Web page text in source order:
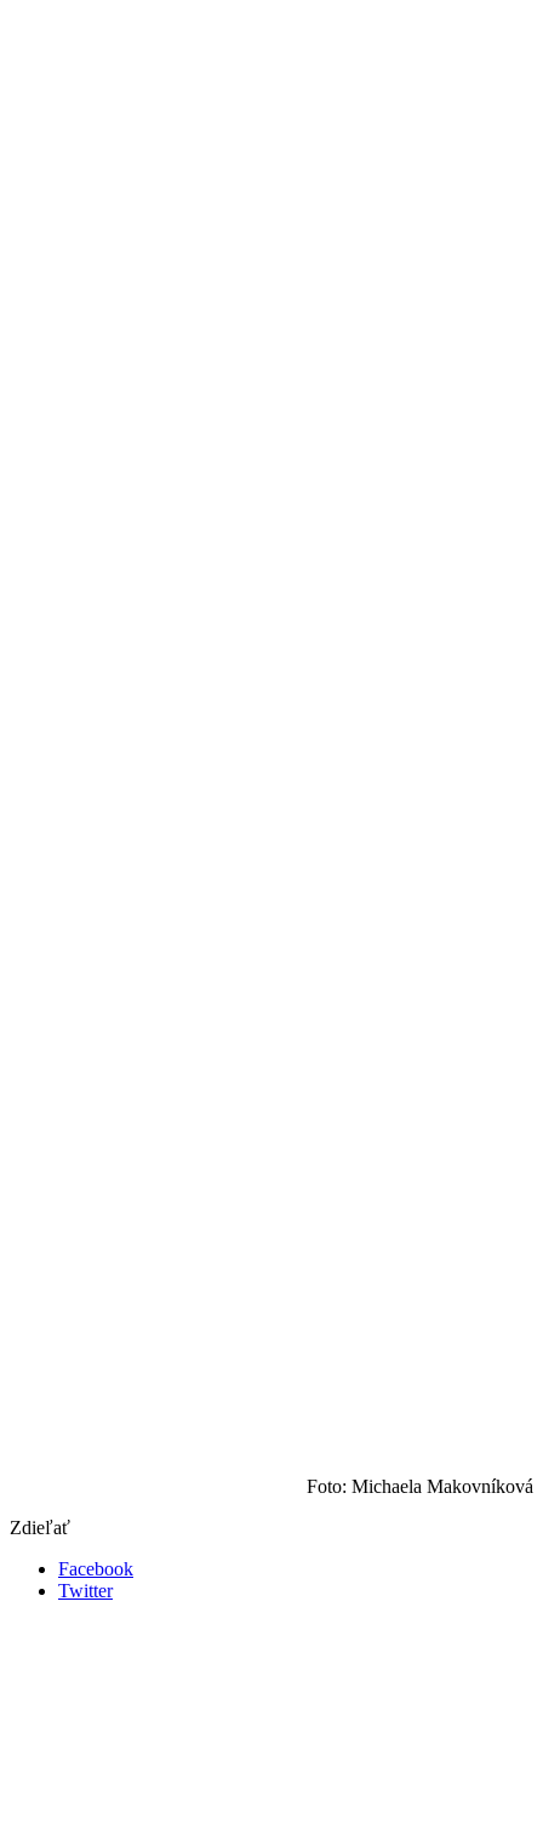
Foto: Michaela Makovníková
Zdieľať
Facebook
Twitter